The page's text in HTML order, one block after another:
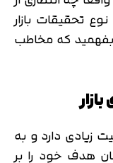
تحقیقات بازار
بفهمید که مخاطب
زیادی دارد و به
هدف خود را بر